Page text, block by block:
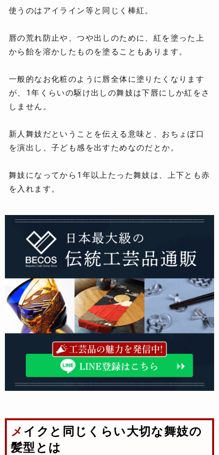
使うのはアイライン等と同じく棒紅。
唇の荒れ防止や、つや出しのために、紅を塗った上
から飴を溶かしたものを塗ることもあります。
一般的なお化粧のように唇全体に塗りたくなります
が、1年くらいの駆け出しの舞妓は下唇にしか紅をさ
しません。
新人舞妓だということを伝える意味と、おちょぼ口
を演出し、子ども感を出すためなのだとか。
舞妓になってから1年以上たった舞妓は、上下とも赤
を入れます。
メイクと同じくらい大切な舞妓の
髪型とは